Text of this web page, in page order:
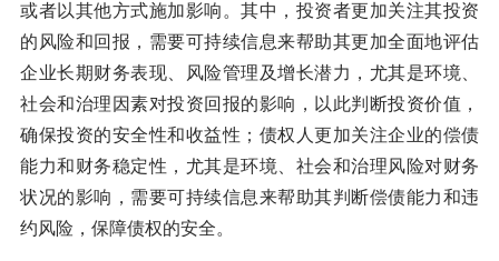
或者以其他方式施加影响。其中，投资者更加关注其投资
的风险和回报，需要可持续信息来帮助其更加全面地评估
企业长期财务表现、风险管理及增长潜力，尤其是环境、
社会和治理因素对投资回报的影响，以此判断投资价值，
确保投资的安全性和收益性；债权人更加关注企业的偿债
能力和财务稳定性，尤其是环境、社会和治理风险对财务
状况的影响，需要可持续信息来帮助其判断偿债能力和违
约风险，保障债权的安全。